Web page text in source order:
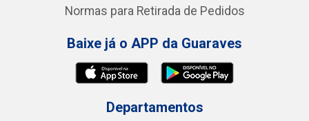
Normas para Retirada de Pedidos
Baixe já o APP da Guaraves
Departamentos